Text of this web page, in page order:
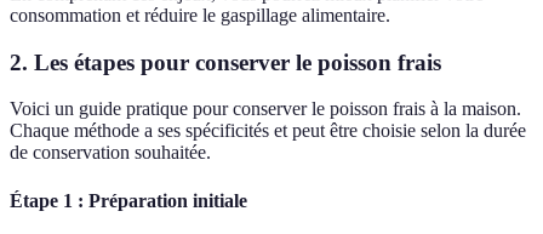
consommation et réduire le gaspillage alimentaire.
2. Les étapes pour conserver le poisson frais
Voici un guide pratique pour conserver le poisson frais à la maison.
Chaque méthode a ses spécificités et peut être choisie selon la durée
de conservation souhaitée.
Étape 1 : Préparation initiale